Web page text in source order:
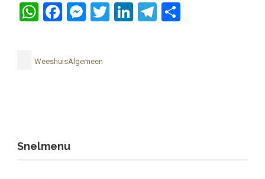
WhatsApp
Facebook
Messenger
Twitter
LinkedIn
Telegram
WeeshuisAlgemeen
Snelmenu